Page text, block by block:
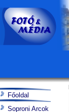
Főoldal
Soproni Arcok